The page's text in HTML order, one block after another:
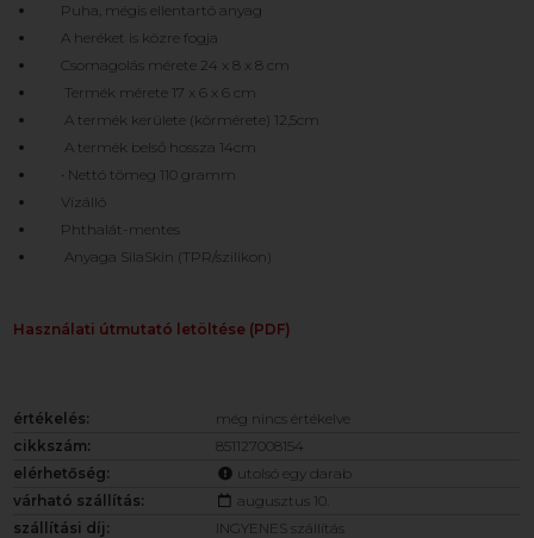
Puha, mégis ellentartó anyag
A heréket is közre fogja
Csomagolás mérete 24 x 8 x 8 cm
Termék mérete 17 x 6 x 6 cm
A termék kerülete (körmérete) 12,5cm
A termék belső hossza 14cm
• Nettó tömeg 110 gramm
Vízálló
Phthalát-mentes
Anyaga SilaSkin (TPR/szilikon)
Használati útmutató letöltése (PDF)
értékelés:
még nincs értékelve
cikkszám:
851127008154
elérhetőség:
utolsó egy darab
várható szállítás:
augusztus 10.
szállítási díj:
INGYENES szállítás